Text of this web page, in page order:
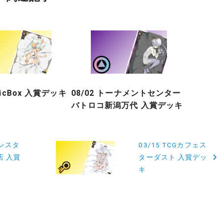
入賞デッキ
08/02 トーナメントセンター
バトロコ新潟万代 入賞デッキ
スタ
入賞
03/15 TCGカフェス
ターダスト 入賞デッ
キ